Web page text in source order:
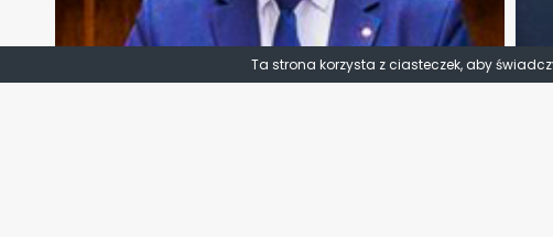
Ta strona korzysta z ciasteczek, aby